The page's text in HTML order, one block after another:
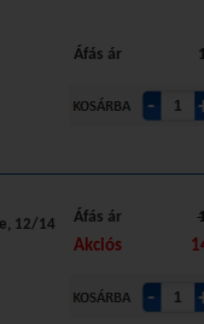
Áfás ár
Áfás ár
Akciós
12/14